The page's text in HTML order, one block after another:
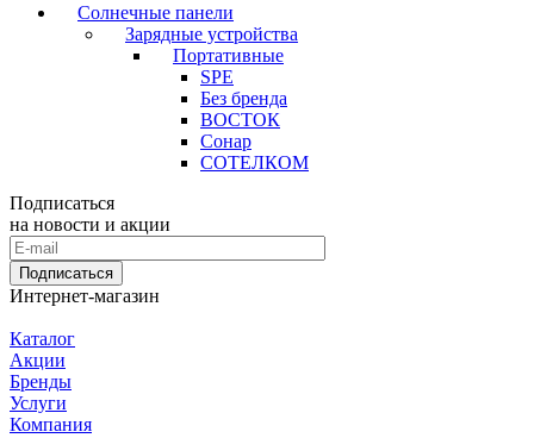
Солнечные панели
Зарядные устройства
Портативные
SPE
Без бренда
ВОСТОК
Сонар
СОТЕЛКОМ
Подписаться
на новости и акции
Подписаться
Интернет-магазин
Каталог
Акции
Бренды
Услуги
Компания